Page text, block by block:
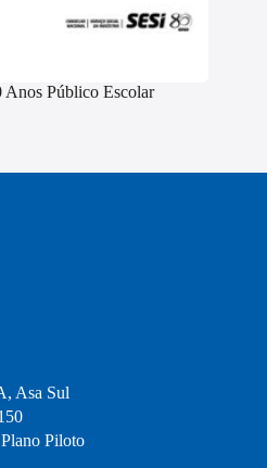
Anos Público Escolar
Asa Sul
Piloto